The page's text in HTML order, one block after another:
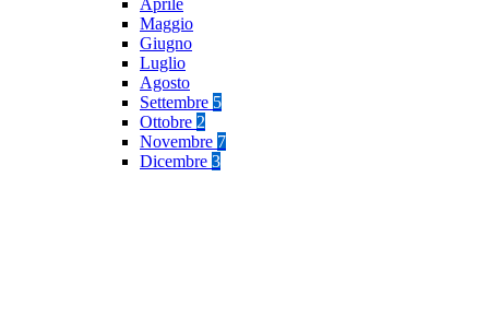
Aprile
Maggio
Giugno
Luglio
Agosto
Settembre 5
Ottobre 2
Novembre 7
Dicembre 3